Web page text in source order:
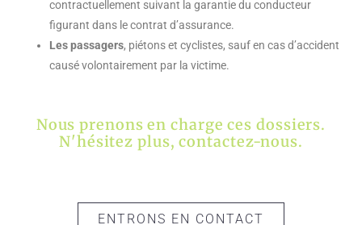
contractuellement suivant la garantie du conducteur
figurant dans le contrat d’assurance.
Les passagers, piétons et cyclistes, sauf en cas d’accident
causé volontairement par la victime.
Nous prenons en charge ces dossiers.
N'hésitez plus, contactez-nous.
ENTRONS EN CONTACT